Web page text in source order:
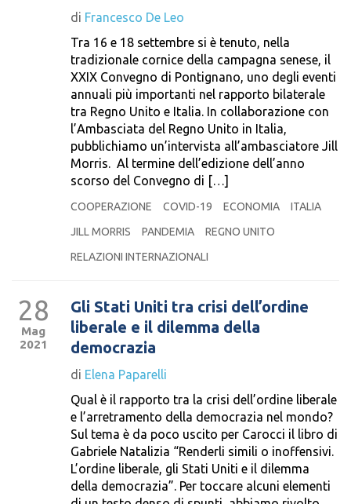
di Francesco De Leo
Tra 16 e 18 settembre si è tenuto, nella
tradizionale cornice della campagna senese, il
XXIX Convegno di Pontignano, uno degli eventi
annuali più importanti nel rapporto bilaterale
tra Regno Unito e Italia. In collaborazione con
l’Ambasciata del Regno Unito in Italia,
pubblichiamo un’intervista all’ambasciatore Jill
Morris. Al termine dell’edizione dell’anno
scorso del Convegno di […]
COOPERAZIONE COVID-19 ECONOMIA
ITALIA
JILL MORRIS
PANDEMIA
REGNO UNITO
RELAZIONI INTERNAZIONALI
28
Mag
2021
Gli Stati Uniti tra crisi dell’ordine
liberale e il dilemma della
democrazia
di Elena Paparelli
Qual è il rapporto tra la crisi dell’ordine liberale
e l’arretramento della democrazia nel mondo?
Sul tema è da poco uscito per Carocci il libro di
Gabriele Natalizia “Renderli simili o inoffensivi.
L’ordine liberale, gli Stati Uniti e il dilemma
della democrazia”. Per toccare alcuni elementi